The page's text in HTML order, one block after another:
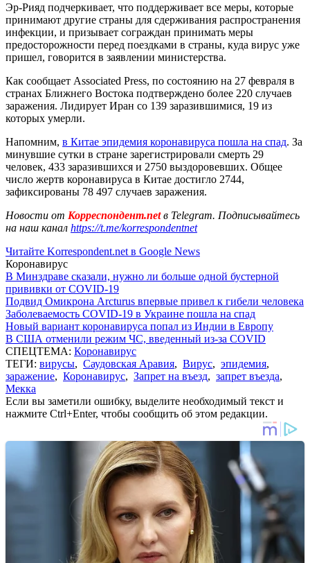
Эр-Рияд подчеркивает, что поддерживает все меры, которые
принимают другие страны для сдерживания распространения
инфекции, и призывает сограждан принимать меры
предосторожности перед поездками в страны, куда вирус уже
пришел, говорится в заявлении министерства.
Как сообщает Associated Press, по состоянию на 27 февраля в
странах Ближнего Востока подтверждено более 220 случаев
заражения. Лидирует Иран со 139 заразившимися, 19 из
которых умерли.
Напомним, в Китае эпидемия коронавируса пошла на спад. За
минувшие сутки в стране зарегистрировали смерть 29
человек, 433 заразившихся и 2750 выздоровевших. Общее
число жертв коронавируса в Китае достигло 2744,
зафиксированы 78 497 случаев заражения.
Новости от Корреспондент.netв Telegram. Подписывайтесь
на наш канал https://t.me/korrespondentnet
Читайте Korrespondent.net в Google News
Коронавирус
В Минздраве сказали, нужно ли больше одной бустерной
прививки от COVID-19
Подвид Омикрона Arcturus впервые привел к гибели человека
Заболеваемость COVID-19 в Украине пошла на спад
Новый вариант коронавируса попал из Индии в Европу
В США отменили режим ЧС, введенный из-за COVID
СПЕЦТЕМА: Коронавирус
ТЕГИ: вирусы, Саудовская Аравия, Вирус, эпидемия,
заражение, Коронавирус, Запрет на въезд, запрет въезда,
Мекка
Если вы заметили ошибку, выделите необходимый текст и
нажмите Ctrl+Enter, чтобы сообщить об этом редакции.